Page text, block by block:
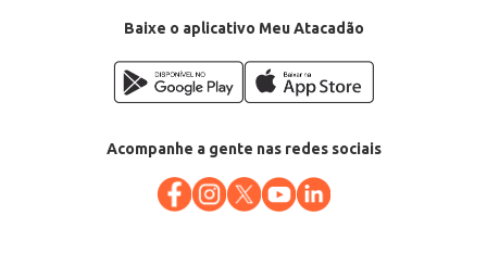
Baixe o aplicativo Meu Atacadão
Acompanhe a gente nas redes sociais